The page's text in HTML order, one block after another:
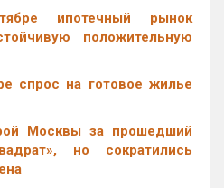
ипотечный рынок
положительную
спрос на готовое жилье
Москвы за прошедший
но сократились